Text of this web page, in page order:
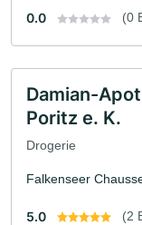
0.0 (0
Damian-
Poritz e. K.
Drogerie
Falkenseer
5.0 (2